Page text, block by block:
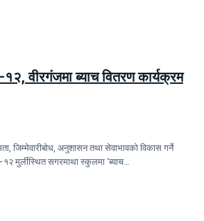
वीरगंजमा ब्याच वितरण कार्यक्रम
जिम्मेवारीबोध, अनुशासन तथा सेवाभावको विकास गर्ने
मुर्लीस्थित सगरमाथा स्कुलमा ‘ब्याच…